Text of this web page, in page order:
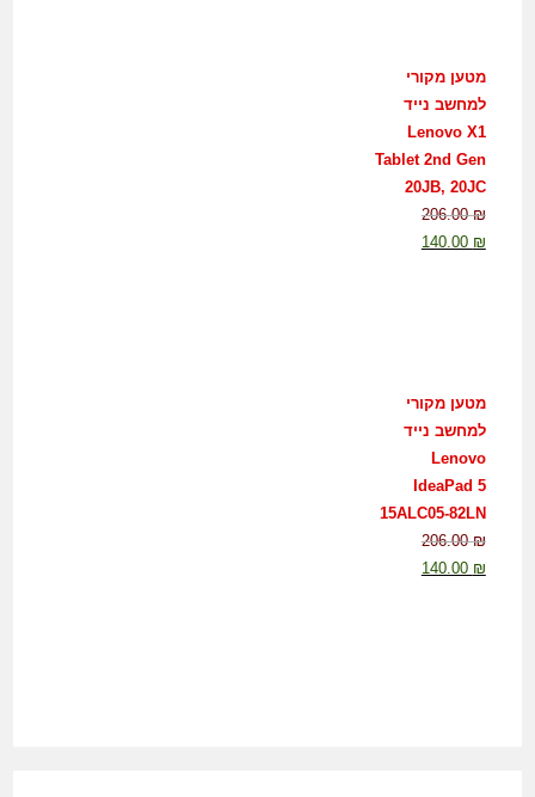
מטען מקורי
למחשב נייד
Lenovo X1
Tablet 2nd Gen
20JB, 20JC
206.00₪
140.00 ₪
מטען מקורי
למחשב נייד
Lenovo
IdeaPad 5
15ALC05-82LN
206.00₪
140.00 ₪